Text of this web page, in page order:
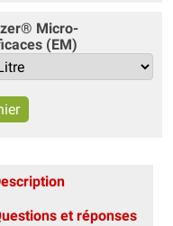
Micro-
(EM)
et réponses